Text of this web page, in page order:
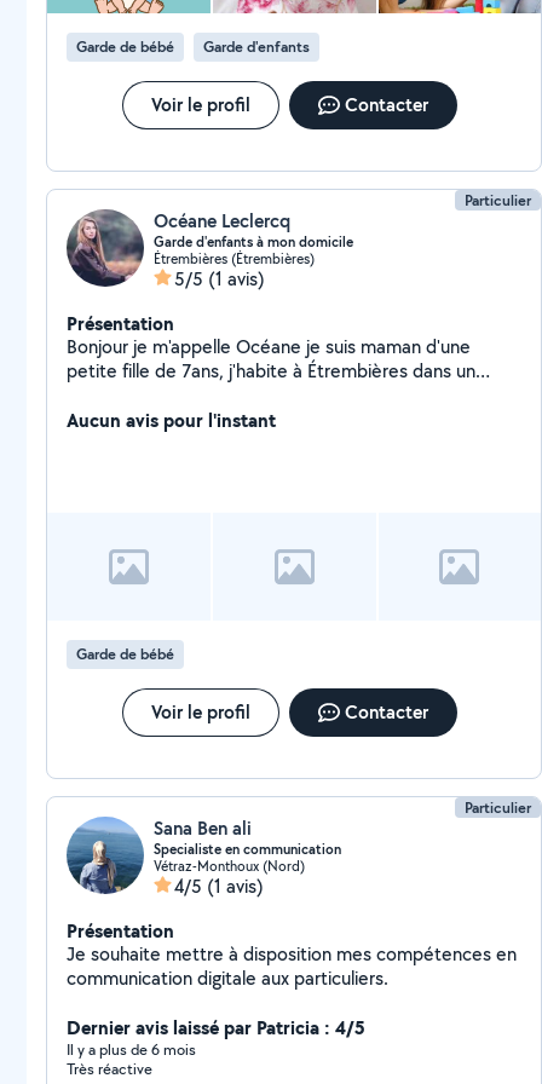
Garde de bébé Garde d'enfants
Voir le profil Contacter
Particulier
Océane Leclercq
Garde d'enfants à mon domicile
Étrembières (Étrembières)
5/5 (1 avis)
Présentation
Bonjour je m'appelle Océane je suis maman d'une
petite fille de 7ans, j'habite à Étrembières dans un
une grande expérience avec les enfants que se soit les
d'informations. Cordialement Leclercq Océane
Aucun avis pour l'instant
Garde de bébé
Voir le profil Contacter
Particulier
Sana Ben ali
Specialiste en communication
Vétraz-Monthoux (Nord)
4/5 (1 avis)
Présentation
Je souhaite mettre à disposition mes compétences en
communication digitale aux particuliers.
Dernier avis laissé par Patricia : 4/5
Il y a plus de 6 mois
Très réactive